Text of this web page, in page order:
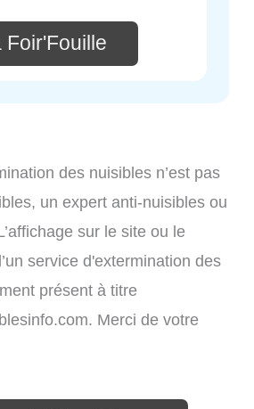
Foir'Fouille
des nuisibles n’est pas
un expert anti-nuisibles ou
sur le site ou le
service d'extermination des
présent à titre
Merci de votre